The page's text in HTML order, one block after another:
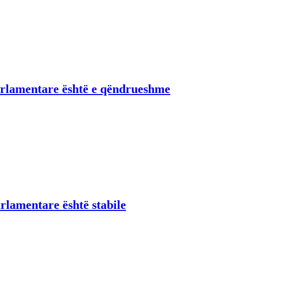
është e qëndrueshme
është stabile